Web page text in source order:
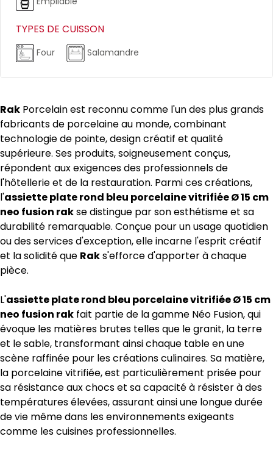
TYPES DE CUISSON
Four Salamandre
Rak Porcelain est reconnu comme l'un des plus grands
fabricants de porcelaine au monde, combinant
technologie de pointe, design créatif et qualité
supérieure. Ses produits, soigneusement conçus,
répondent aux exigences des professionnels de
l'hôtellerie et de la restauration. Parmi ces créations,
l'assiette plate rond bleu porcelaine vitrifiée Ø 15 cm
neo fusion rakse distingue par son esthétisme et sa
durabilité remarquable. Conçue pour un usage quotidien
ou des services d'exception, elle incarne l'esprit créatif
et la solidité que Raks'efforce d'apporter à chaque
pièce.
L'assiette plate rond bleu porcelaine vitrifiée Ø 15 cm
neo fusion rak fait partie de la gamme Néo Fusion, qui
évoque les matières brutes telles que le granit, la terre
et le sable, transformant ainsi chaque table en une
scène raffinée pour les créations culinaires. Sa matière,
la porcelaine vitrifiée, est particulièrement prisée pour
sa résistance aux chocs et sa capacité à résister à des
températures élevées, assurant ainsi une longue durée
de vie même dans les environnements exigeants
comme les cuisines professionnelles.